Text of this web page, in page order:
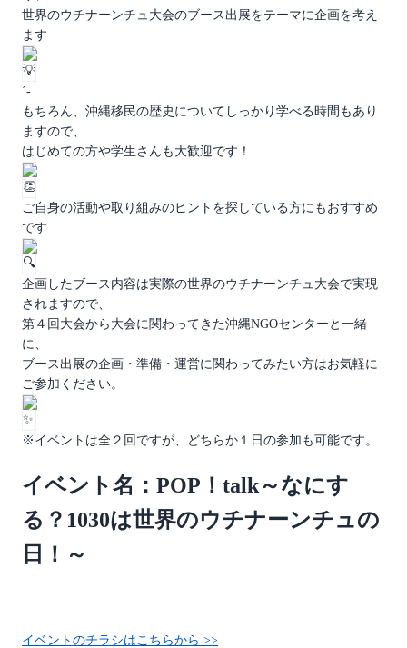
世界のウチナーンチュ大会のブース出展をテーマに企画を考え
ます
´-
もちろん、沖縄移民の歴史についてしっかり学べる時間もあり
ますので、
はじめての方や学生さんも大歓迎です！
ご自身の活動や取り組みのヒントを探している方にもおすすめ
です
企画したブース内容は実際の世界のウチナーンチュ大会で実現
されますので、
第４回大会から大会に関わってきた沖縄NGOセンターと一緒
に、
ブース出展の企画・準備・運営に関わってみたい方はお気軽に
ご参加ください。
※イベントは全２回ですが、どちらか１日の参加も可能です。
イベント名：POP！talk～なにす
る？1030は世界のウチナーンチュの
日！～
イベントのチラシはこちらから >>